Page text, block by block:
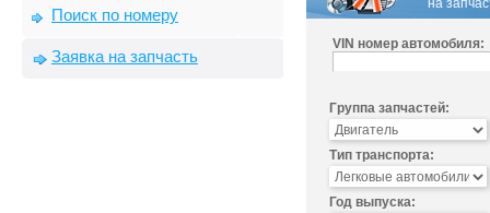
Поиск по номеру
Заявка на запчасть
на
VIN номер автомобиля:
Группа запчастей:
Тип транспорта:
Год выпуска: